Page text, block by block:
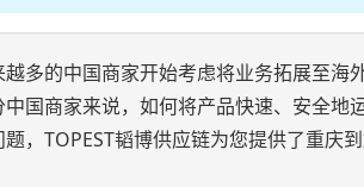
多的中国商家开始考虑将业务拓展至
国商家来说，如何将产品快速、安全
，TOPEST韬博供应链为您提供了重庆